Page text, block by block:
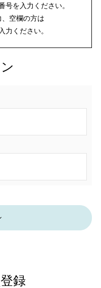
を入力ください。
、空欄の方は
力ください。
録